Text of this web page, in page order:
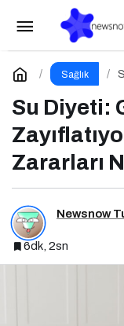
Sağlık
Su Diyeti:
Zararları
Newsnow
6dk, 2sn
Yemeğe
Yorum Yap